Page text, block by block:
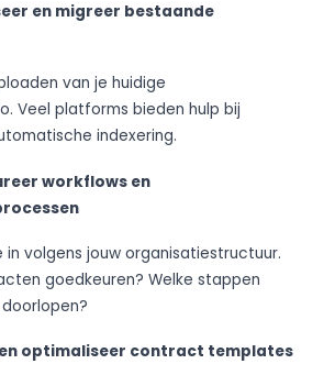
en migreer bestaande
van je huidige
Veel platforms bieden hulp bij
indexering.
workflows en
volgens jouw organisatiestructuur.
goedkeuren? Welke stappen
en optimaliseer contract templates